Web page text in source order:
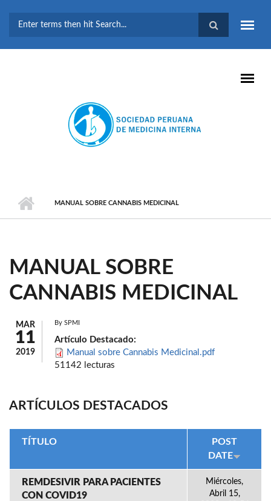
BÚSQUEDA
MANUAL SOBRE CANNABIS MEDICINAL
MANUAL SOBRE
CANNABIS MEDICINAL
MAR
11
2019
By SPMI
Artículo Destacado:
Manual sobre Cannabis Medicinal.pdf
51142 lecturas
ARTÍCULOS DESTACADOS
TÍTULO
POST
DATE
REMDESIVIR PARA PACIENTES
CON COVID19
Miércoles,
Abril 15,